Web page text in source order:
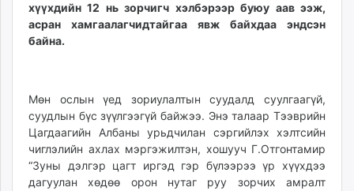
хүүхдийн 12 нь зорчигч хэлбэрээр буюу аав ээж,
асран хамгаалагчидтайгаа явж байхдаа эндсэн
байна.
Мөн ослын үед зориулалтын суудалд суулгаагүй,
суудлын бүс зүүлгээгүй байжээ. Энэ талаар Тээврийн
Цагдаагийн Албаны урьдчилан сэргийлэх хэлтсийн
чиглэлийн ахлах мэргэжилтэн, хошууч Г.Отгонтамир
“Зуны дэлгэр цагт иргэд гэр бүлээрээ үр хүүхдээ
дагуулан хөдөө орон нутаг руу зорчих амралт